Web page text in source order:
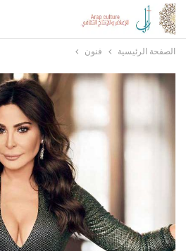
الصفحة الرئيسية فنون